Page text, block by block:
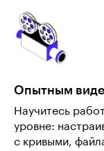
Опытным
Научитесь
уровне:
с кривыми,